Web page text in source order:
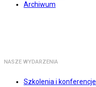
Archiwum
NASZE WYDARZENIA
Szkolenia i konferencje